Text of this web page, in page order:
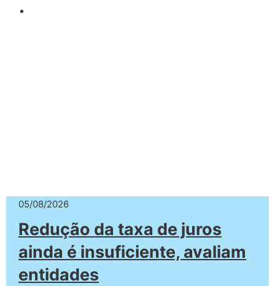
05/08/2026
Redução da taxa de juros
ainda é insuficiente, avaliam
entidades